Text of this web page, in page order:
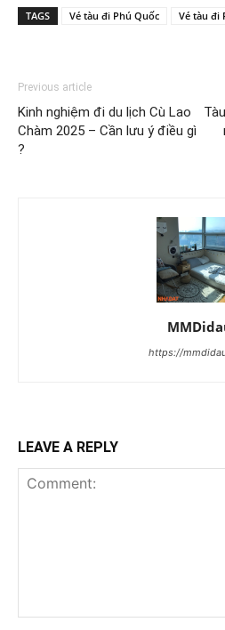
TAGS Vé tàu đi Phú Quốc Vé tàu đi
Previous article
Kinh nghiệm đi du lịch Cù Lao
Chàm 2025 – Cần lưu ý điều gì
?
https://
LEAVE A REPLY